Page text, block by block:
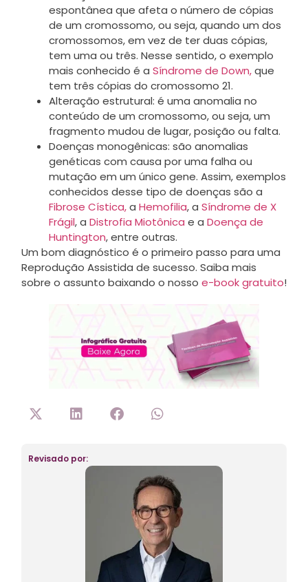
espontânea que afeta o número de cópias
de um cromossomo, ou seja, quando um dos
cromossomos, em vez de ter duas cópias,
tem uma ou três. Nesse sentido, o exemplo
mais conhecido é a Síndrome de Down,que
tem três cópias do cromossomo 21.
Alteração estrutural: é uma anomalia no
conteúdo de um cromossomo, ou seja, um
fragmento mudou de lugar, posição ou falta.
Doenças monogênicas: são anomalias
genéticas com causa por uma falha ou
mutação em um único gene. Assim, exemplos
conhecidos desse tipo de doenças são a
Fibrose Cística,a Hemofilia, a Síndrome de X
Frágil, a Distrofia Miotônica e a Doença de
Huntington, entre outras.
Um bom diagnóstico é o primeiro passo para uma
Reprodução Assistida de sucesso. Saiba mais
sobre o assunto baixando o nosso e-book gratuito!
Revisado por: